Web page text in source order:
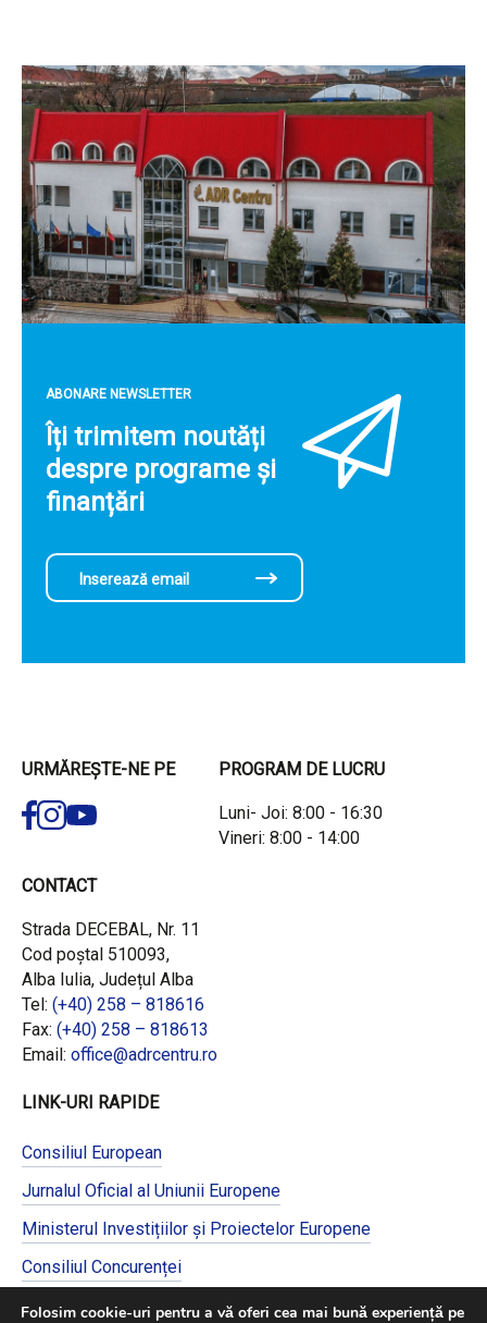
ABONARE NEWSLETTER
Îți trimitem noutăți
despre programe și
finanțări
URMĂREȘTE-NE PE PROGRAM DE LUCRU
Luni- Joi: 8:00 - 16:30
Vineri: 8:00 - 14:00
CONTACT
Strada DECEBAL, Nr. 11
Cod poștal 510093,
Alba Iulia, Județul Alba
Tel: (+40) 258 – 818616
Fax: (+40) 258 – 818613
Email: office@adrcentru.ro
LINK-URI RAPIDE
Consiliul European
Jurnalul Oficial al Uniunii Europene
Ministerul Investițiilor și Proiectelor Europene
Consiliul Concurenței
Folosim cookie-uri pentru a vă oferi cea mai bună experiență pe